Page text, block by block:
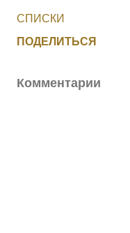
СПИСКИ
ПОДЕЛИТЬСЯ
Комментарии